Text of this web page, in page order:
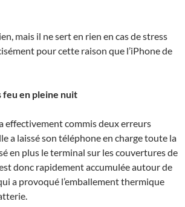
mais il ne sert en rien en cas de stress
pour cette raison que l’iPhone de
feu en pleine nuit
effectivement commis deux erreurs
a laissé son téléphone en charge toute la
en plus le terminal sur les couvertures de
donc rapidement accumulée autour de
a provoqué l’emballement thermique